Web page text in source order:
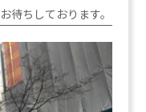
待ちしております。